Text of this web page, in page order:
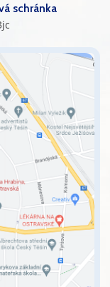
schránka